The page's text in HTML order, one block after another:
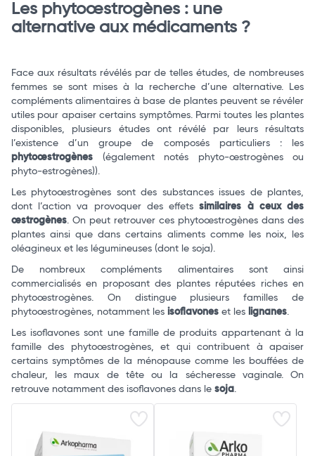
Les phytoœstrogènes : une
alternative aux médicaments ?
Face aux résultats révélés par de telles études, de nombreuses
femmes se sont mises à la recherche d’une alternative. Les
compléments alimentaires à base de plantes peuvent se révéler
utiles pour apaiser certains symptômes. Parmi toutes les plantes
disponibles, plusieurs études ont révélé par leurs résultats
l’existence d’un groupe de composés particuliers : les
phytoœstrogènes (également notés phyto-œstrogènes ou
phyto-estrogènes)).
Les phytoœstrogènes sont des substances issues de plantes,
dont l’action va provoquer des effetssimilaires à ceux des
œstrogènes. On peut retrouver ces phytoœstrogènes dans des
plantes ainsi que dans certains aliments comme les noix, les
oléagineux et les légumineuses (dont le soja).
De nombreux compléments alimentaires sont ainsi
commercialisés en proposant des plantes réputées riches en
phytoœstrogènes. On distingue plusieurs familles de
phytoœstrogènes, notamment les isoflavones et les lignanes.
Les isoflavones sont une famille de produits appartenant à la
famille des phytoœstrogènes, et qui contribuent à apaiser
certains symptômes de la ménopause comme les bouffées de
chaleur, les maux de tête ou la sécheresse vaginale. On
retrouve notamment des isoflavones dans le soja.